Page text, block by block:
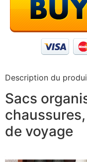
Description du
Sacs
de voyage